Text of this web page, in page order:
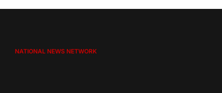
NATIONAL NEWS NETWORK